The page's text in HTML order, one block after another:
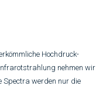
Hochdruck-
nehmen wir
Spectra werden nur die